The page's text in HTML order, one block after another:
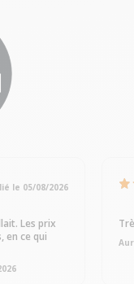
le 05/08/2026
Les prix
en ce qui